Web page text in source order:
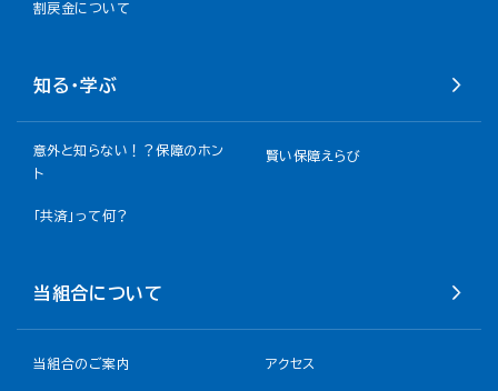
割戻金について​
知る・学ぶ
意外と知らない！？保障のホン
ト
賢い保障えらび
「共済」って何？
当組合について
当組合のご案内 アクセス